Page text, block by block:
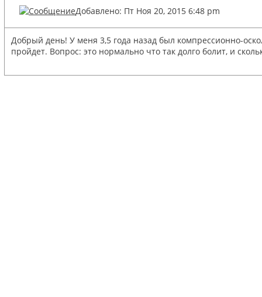
Добавлено: Пт Ноя 20, 2015 6:48 pm
Добрый день! У меня 3,5 года назад был компрессионно-
пройдет. Вопрос: это нормально что так долго болит, и